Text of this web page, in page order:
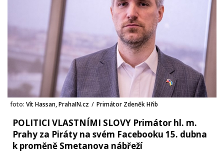
foto: Vít Hassan, PrahaIN.cz / Primátor Zdeněk Hřib
POLITICI VLASTNÍMI SLOVY Primátor hl. m.
Prahy za Piráty na svém Facebooku 15. dubna
k proměně Smetanova nábřeží